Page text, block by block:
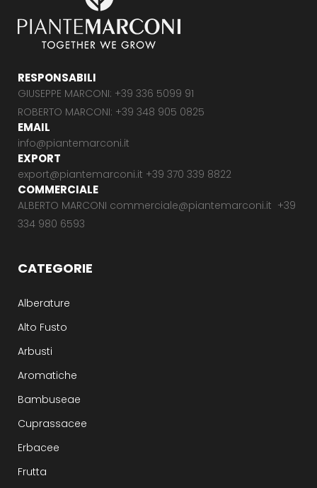
RESPONSABILI
GIUSEPPE MARCONI: +39 336 5099 91
ROBERTO MARCONI: +39 348 905 0825
EMAIL
info@piantemarconi.it
EXPORT
export@piantemarconi.it +39 370 339 8822
COMMERCIALE
ALBERTO MARCONI commerciale@piantemarconi.it +39
334 980 6593
CATEGORIE
Alberature
Alto Fusto
Arbusti
Aromatiche
Bambuseae
Cuprassacee
Erbacee
Frutta